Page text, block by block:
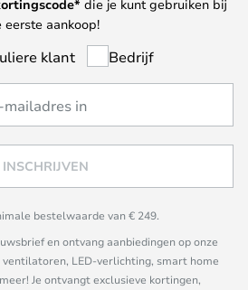
die je kunt gebruiken bij
eerste aankoop!
klant Bedrijf
INSCHRIJVEN
bestelwaarde van € 249.
en ontvang aanbiedingen op onze
ventilatoren, LED-verlichting, smart home
Je ontvangt exclusieve kortingen,